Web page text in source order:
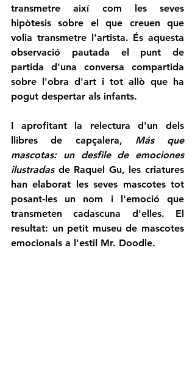
transmetre així com les seves
hipòtesis sobre el que creuen que
volia transmetre l'artista. És aquesta
observació pautada el punt de
partida d'una conversa compartida
sobre l'obra d'art i tot allò que ha
pogut despertar als infants.
I aprofitant la relectura d'un dels
llibres de capçalera, Más que
mascotas: un desfile de emociones
ilustradas de Raquel Gu, les criatures
han elaborat les seves mascotes tot
posant-les un nom i l'emoció que
transmeten cadascuna d'elles. El
resultat: un petit museu de mascotes
emocionals a l'estil Mr. Doodle.